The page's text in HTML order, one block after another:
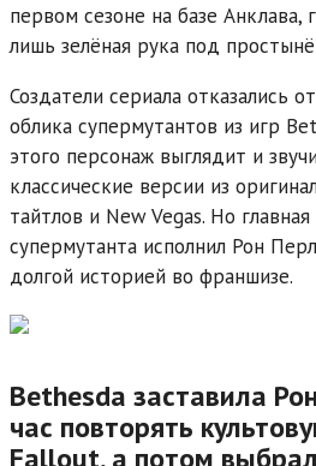
первом сезоне на базе Анклава,
лишь зелёная рука под
Создатели сериала отказались
облика супермутантов из игр
этого персонаж выглядит и
классические версии из
тайтлов и New Vegas. Но
супермутанта исполнил Рон
долгой историей во франшизе.
Bethesda заставила
час повторять
Fallout, а потом